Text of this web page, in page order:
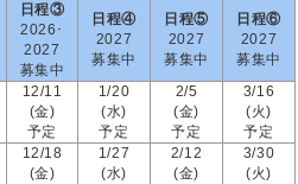
日程③
2026･
2027
募集中
日程④
2027
募集中
日程⑤
2027
募集中
日程⑥
2027
募集中
12/11
(金)
予定
1/20
(水)
予定
2/5
(金)
予定
3/16
(火)
予定
12/18
(金)
1/27
(水)
2/12
(金)
3/30
(火)